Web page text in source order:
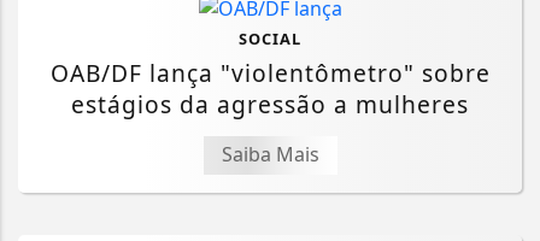
SOCIAL
OAB/DF lança "violentômetro" sobre
estágios da agressão a mulheres
Saiba Mais